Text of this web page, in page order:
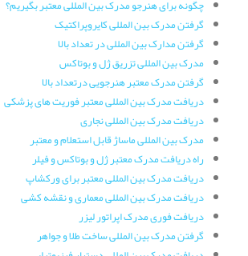
چگونه برای هنرجو مدرک بین المللی معتبر بگیریم؟
گرفتن مدرک بین المللی کایروپراکتیک
گرفتن مدارک بین المللی در تعداد بالا
مدرک بین المللی تزریق ژل و بوتاکس
گرفتن مدرک معتبر هنرجویی درتعداد بالا
دریافت مدرک بین المللی معتبر فوریت های پزشکی
دریافت مدرک بین المللی نجاری
مدرک بین المللی ماساژ قابل استعلام و معتبر
راه دریافت مدرک معتبر ژل و بوتاکس و فیلر
دریافت مدرک بین المللی معتبر برای ورکشاپ
دریافت مدرک بین المللی معماری و نقشه کشی
دریافت فوری مدرک اپراتور لیزر
گرفتن مدرک بین المللی ساخت طلا و جواهر